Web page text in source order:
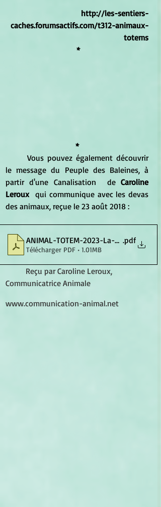
http://les-sentiers-
caches.forumsactifs.com/t312-animaux-
totems
*
*
le message du Peuple des Baleines, à
partir d'une Canalisation  de Caroline
Leroux qui communique avec les devas
ANIMAL-TOTEM-2023-La-Baleine
.pdf
Télécharger PDF • 1.01MB
Reçu par Caroline Leroux,
Communicatrice Animale
www.communication-animal.net